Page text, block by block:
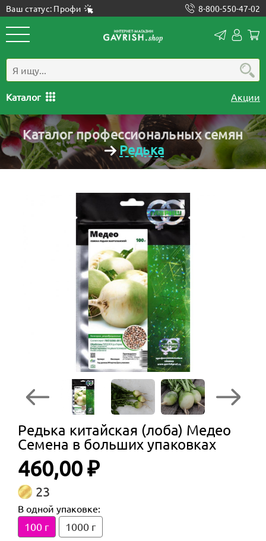
Ваш статус: Профи 8-800-550-47-02
Каталог Акции
Каталог профессиональных семян
Редька
Редька китайская (лоба) Медео
Семена в больших упаковках
460,00 ₽
23
В одной упаковке:
100 г 1000 г